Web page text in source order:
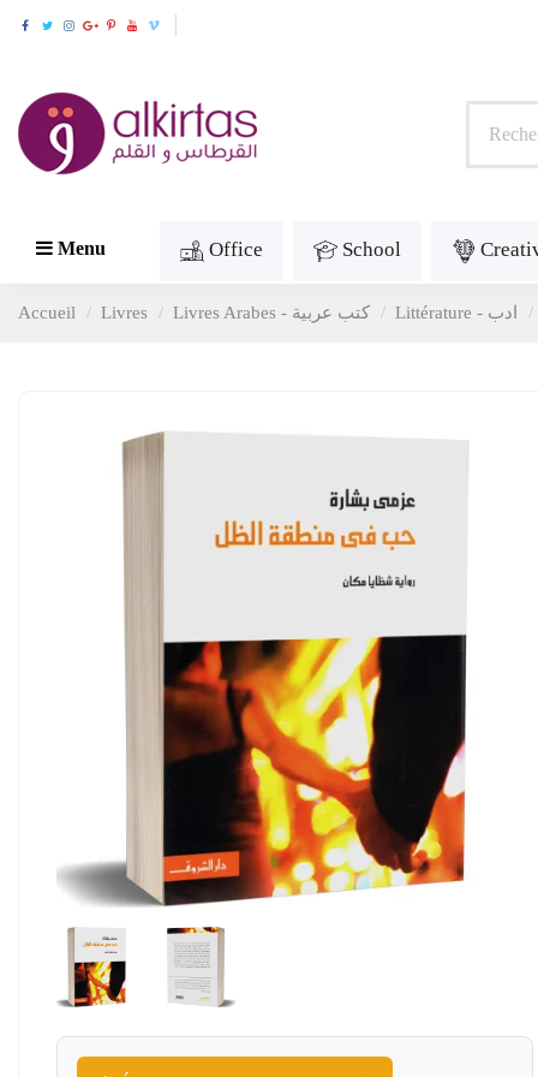
Menu Office School
Accueil Livres Livres Arabes - كتب عربية Littérature - ادب